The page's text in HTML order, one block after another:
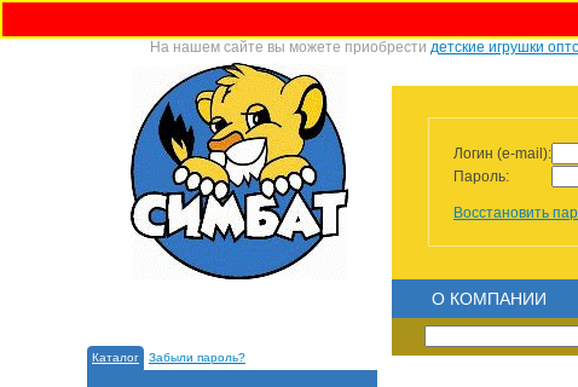
На нашем сайте вы можете приобрести детские игрушки
Логин (e-mail):
Пароль:
Восстановить
Каталог Забыли пароль?
О КОМПАНИИ